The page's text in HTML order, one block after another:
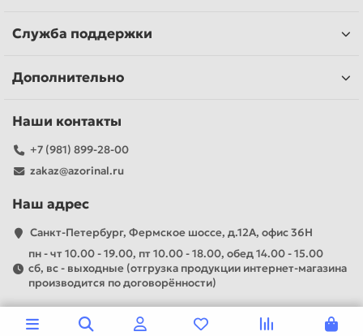
Служба поддержки
Дополнительно
Наши контакты
+7 (981) 899-28-00
zakaz@azorinal.ru
Наш адрес
Санкт-Петербург, Фермское шоссе, д.12А, офис 36Н
пн - чт 10.00 - 19.00, пт 10.00 - 18.00, обед 14.00 - 15.00
сб, вс - выходные (отгрузка продукции интернет-магазина
производится по договорённости)